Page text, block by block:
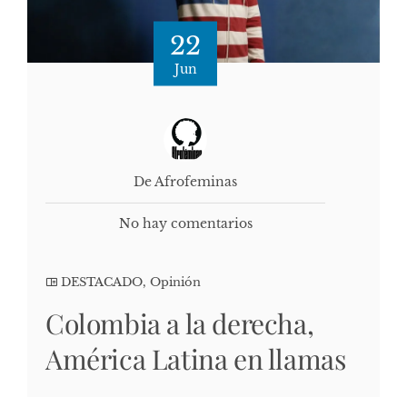
22
Jun
De Afrofeminas
No hay comentarios
DESTACADO, Opinión
Colombia a la derecha,
América Latina en llamas